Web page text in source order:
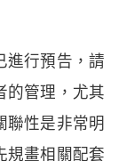
進行預告，請
的管理，尤其
聯性是非常明
規畫相關配套